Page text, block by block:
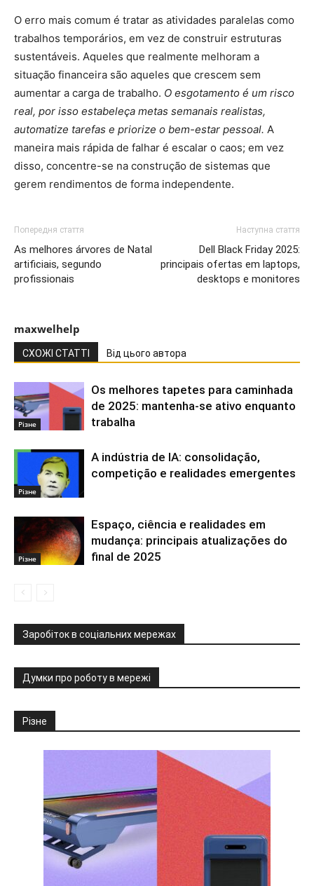
O erro mais comum é tratar as atividades paralelas como
trabalhos temporários, em vez de construir estruturas
sustentáveis. Aqueles que realmente melhoram a
situação financeira são aqueles que crescem sem
aumentar a carga de trabalho. O esgotamento é um risco
real, por isso estabeleça metas semanais realistas,
automatize tarefas e priorize o bem-estar pessoal. A
maneira mais rápida de falhar é escalar o caos; em vez
disso, concentre-se na construção de sistemas que
gerem rendimentos de forma independente.
Попередня стаття
As melhores árvores de Natal
artificiais, segundo
profissionais
Наступна стаття
Dell Black Friday 2025:
principais ofertas em laptops,
desktops e monitores
maxwelhelp
СХОЖІ СТАТТІ Від цього автора
Різне
Os melhores tapetes para caminhada
de 2025: mantenha-se ativo enquanto
trabalha
Різне
A indústria de IA: consolidação,
competição e realidades emergentes
Різне
Espaço, ciência e realidades em
mudança: principais atualizações do
final de 2025
Заробіток в соціальних мережах
Думки про роботу в мережі
Різне